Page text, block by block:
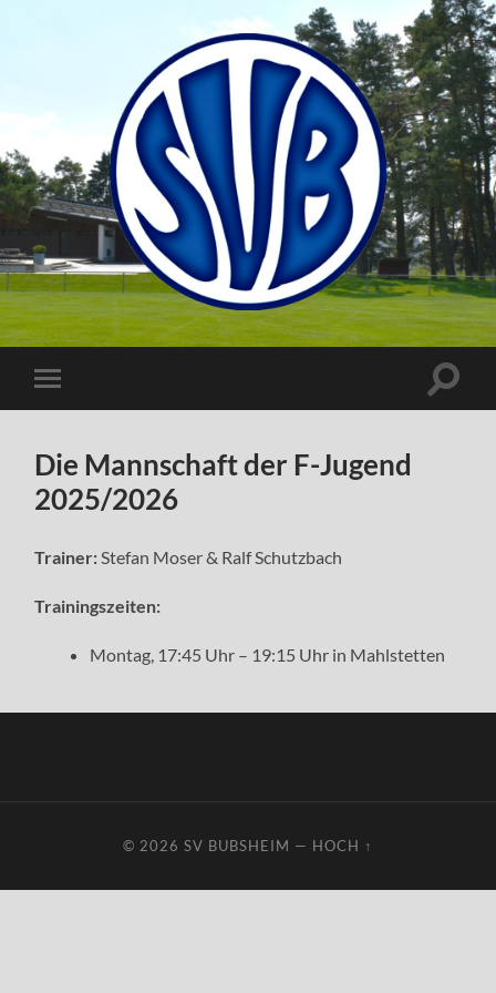
SV
Bubsheim
Mobile-
Menü
Die Mannschaft der F-Jugend
2025/2026
Trainer: Stefan Moser & Ralf Schutzbach
Trainingszeiten:
Montag, 17:45 Uhr – 19:15 Uhr in Mahlstetten
© 2026 SV BUBSHEIM — HOCH ↑